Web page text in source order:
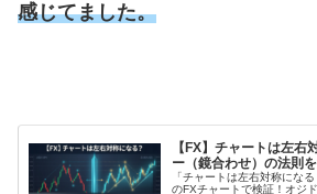
感じてました。
【FX】チャートは左右
ー（鏡合わせ）の法則
「チャートは左右対称にな
のFXチャートで検証！オジ